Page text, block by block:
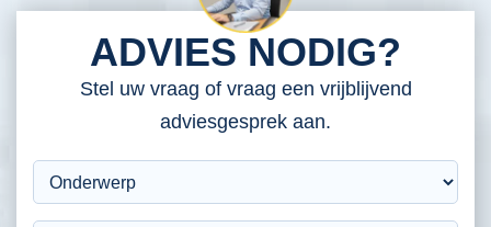
ADVIES NODIG?
Stel uw vraag of vraag een vrijblijvend
adviesgesprek aan.